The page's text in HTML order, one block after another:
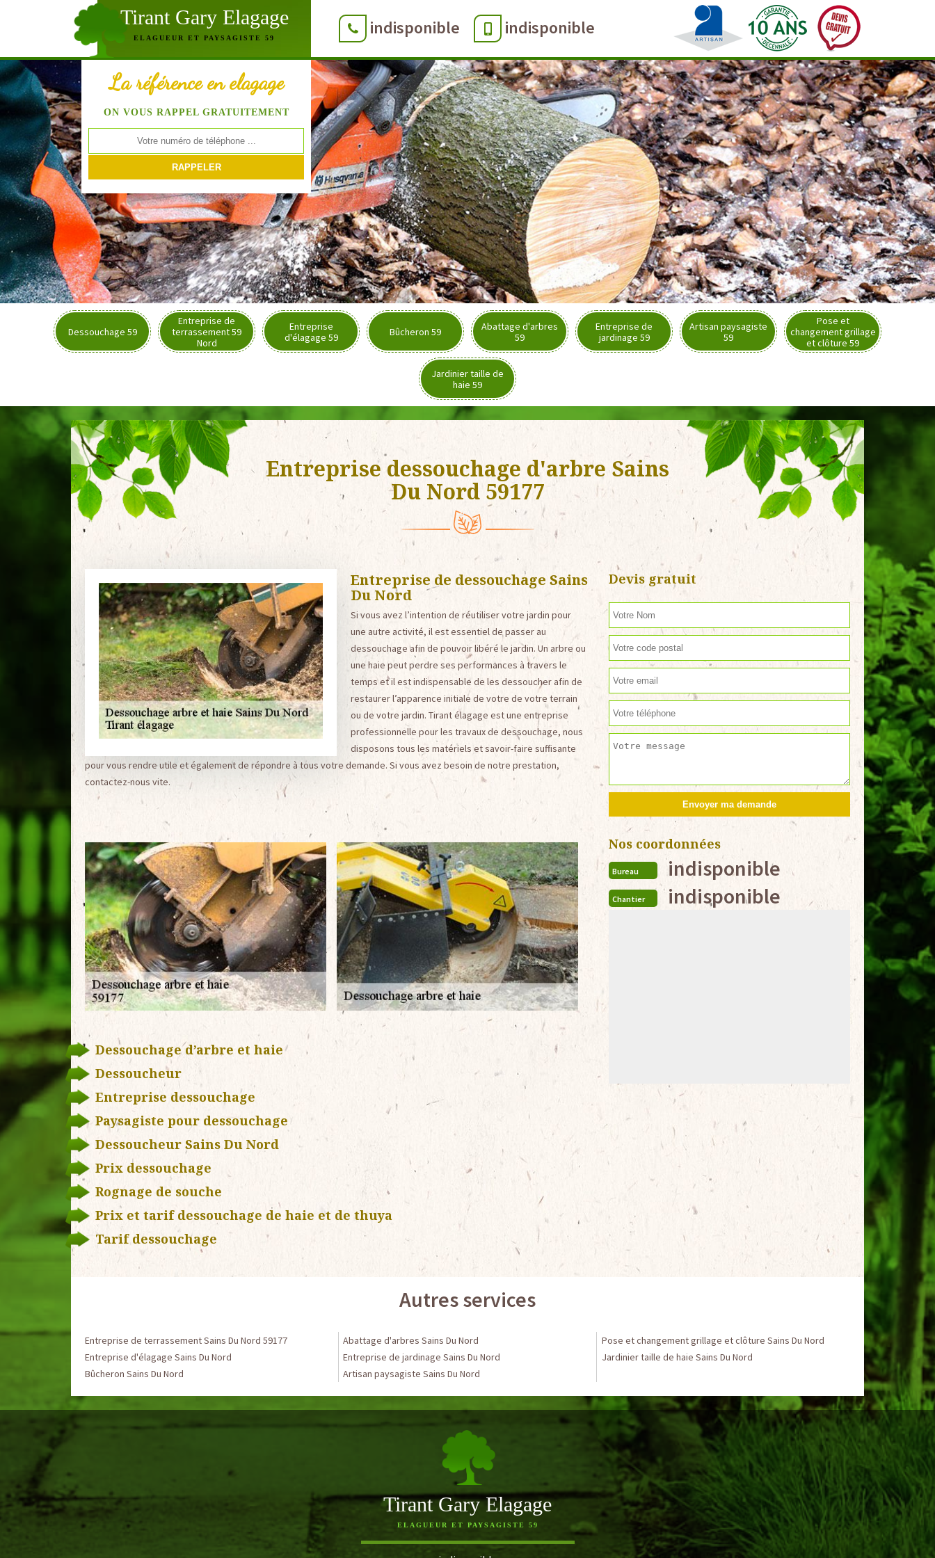
Tirant Gary Elagage
ELAGUEUR ET PAYSAGISTE 59 indisponible indisponible
La référence en elagage
ON VOUS RAPPEL GRATUITEMENT
Dessouchage 59
Entreprise de
terrassement 59
Nord
Entreprise
d'élagage 59
Bûcheron 59
Abattage d'arbres
59
Entreprise de
jardinage 59
Artisan paysagiste
59
Pose et
changement grillage
et clôture 59
Jardinier taille de
haie 59
Entreprise dessouchage d'arbre Sains
Du Nord 59177
Entreprise de dessouchage Sains
Du Nord
Si vous avez l’intention de réutiliser votre jardin pour
une autre activité, il est essentiel de passer au
dessouchage afin de pouvoir libéré le jardin. Un arbre ou
une haie peut perdre ses performances à travers le
temps et il est indispensable de les dessoucher afin de
restaurer l’apparence initiale de votre de votre terrain
ou de votre jardin. Tirant élagage est une entreprise
professionnelle pour les travaux de dessouchage, nous
disposons tous les matériels et savoir-faire suffisante
pour vous rendre utile et également de répondre à tous votre demande. Si vous avez besoin de notre prestation,
contactez-nous vite.
Dessouchage d’arbre et haie
Dessoucheur
Entreprise dessouchage
Paysagiste pour dessouchage
Dessoucheur Sains Du Nord
Prix dessouchage
Rognage de souche
Prix et tarif dessouchage de haie et de thuya
Tarif dessouchage
Devis gratuit
Nos coordonnées
Bureau indisponible
Chantier indisponible
Autres services
Entreprise de terrassement Sains Du Nord 59177
Entreprise d'élagage Sains Du Nord
Bûcheron Sains Du Nord
Abattage d'arbres Sains Du Nord
Entreprise de jardinage Sains Du Nord
Artisan paysagiste Sains Du Nord
Pose et changement grillage et clôture Sains Du Nord
Jardinier taille de haie Sains Du Nord
Tirant Gary Elagage
ELAGUEUR ET PAYSAGISTE 59